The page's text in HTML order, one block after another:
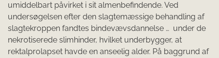
umiddelbart påvirket i sit al­menbefindende. Ved
undersøgelsen efter den slagtemæssige behandling af
slagtekroppen fandtes bindevævsdannelse … under de
nekrotiserede slimhinder, hvilket underbyg­ger, at
rektalprolapset havde en anseelig alder. På baggrund af